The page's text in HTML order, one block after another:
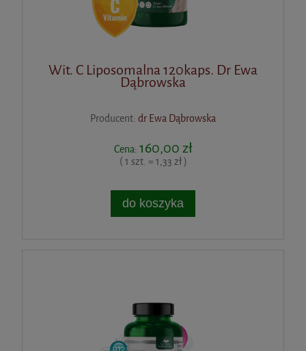
Wit. C Liposomalna 120kaps. Dr Ewa
Dąbrowska
Producent: dr Ewa Dąbrowska
Cena: 160,00 zł
( 1 szt. = 1,33 zł )
do koszyka